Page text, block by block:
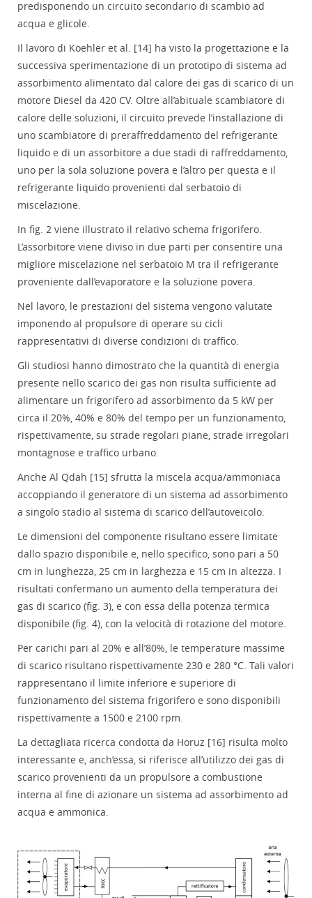
predisponendo un circuito secondario di scambio ad
acqua e glicole.
Il lavoro di Koehler et al. [14] ha visto la progettazione e la
successiva sperimentazione di un prototipo di sistema ad
assorbimento alimentato dal calore dei gas di scarico di un
motore Diesel da 420 CV. Oltre all’abituale scambiatore di
calore delle soluzioni, il circuito prevede l’installazione di
uno scambiatore di preraffreddamento del refrigerante
liquido e di un assorbitore a due stadi di raffreddamento,
uno per la sola soluzione povera e l’altro per questa e il
refrigerante liquido provenienti dal serbatoio di
miscelazione.
In fig. 2 viene illustrato il relativo schema frigorifero.
L’assorbitore viene diviso in due parti per consentire una
migliore miscelazione nel serbatoio M tra il refrigerante
proveniente dall’evaporatore e la soluzione povera.
Nel lavoro, le prestazioni del sistema vengono valutate
imponendo al propulsore di operare su cicli
rappresentativi di diverse condizioni di traffico.
Gli studiosi hanno dimostrato che la quantità di energia
presente nello scarico dei gas non risulta sufficiente ad
alimentare un frigorifero ad assorbimento da 5 kW per
circa il 20%, 40% e 80% del tempo per un funzionamento,
rispettivamente, su strade regolari piane, strade irregolari
montagnose e traffico urbano.
Anche Al Qdah [15] sfrutta la miscela acqua/ammoniaca
accoppiando il generatore di un sistema ad assorbimento
a singolo stadio al sistema di scarico dell’autoveicolo.
Le dimensioni del componente risultano essere limitate
dallo spazio disponibile e, nello specifico, sono pari a 50
cm in lunghezza, 25 cm in larghezza e 15 cm in altezza. I
risultati confermano un aumento della temperatura dei
gas di scarico (fig. 3), e con essa della potenza termica
disponibile (fig. 4), con la velocità di rotazione del motore.
Per carichi pari al 20% e all’80%, le temperature massime
di scarico risultano rispettivamente 230 e 280 °C. Tali valori
rappresentano il limite inferiore e superiore di
funzionamento del sistema frigorifero e sono disponibili
rispettivamente a 1500 e 2100 rpm.
La dettagliata ricerca condotta da Horuz [16] risulta molto
interessante e, anch’essa, si riferisce all’utilizzo dei gas di
scarico provenienti da un propulsore a combustione
interna al fine di azionare un sistema ad assorbimento ad
acqua e ammonica.